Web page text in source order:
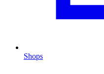
Shops